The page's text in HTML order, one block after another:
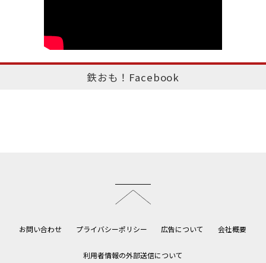
鉄おも！Facebook
お問い合わせ プライバシーポリシー 広告について 会社概要
利用者情報の外部送信について